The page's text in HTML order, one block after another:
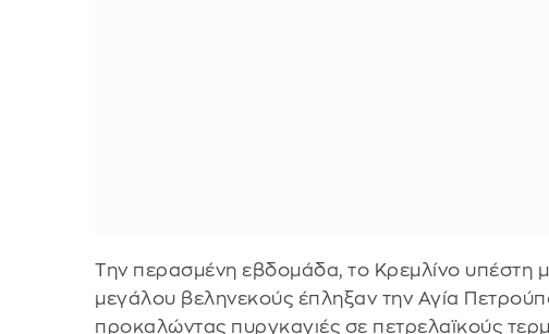
Την περασμένη εβδομάδα, το Κρεμλίνο υπέστη
μεγάλου βεληνεκούς έπληξαν την Αγία
προκαλώντας πυργκαγιές σε πετρελαϊκούς